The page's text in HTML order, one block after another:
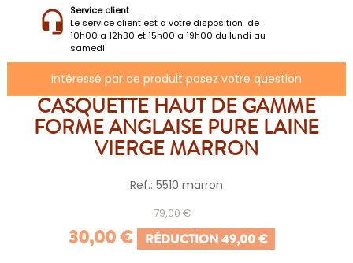
Service client
Le service client est a votre disposition de
10h00 a 12h30 et 15h00 a 19h00 du lundi au
samedi
intéressé par ce produit posez votre question
CASQUETTE HAUT DE GAMME
FORME ANGLAISE PURE LAINE
VIERGE MARRON
Ref.: 5510 marron
79,00 €
30,00 € RÉDUCTION 49,00 €